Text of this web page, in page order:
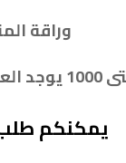
وراقة
يمكنكم طلب